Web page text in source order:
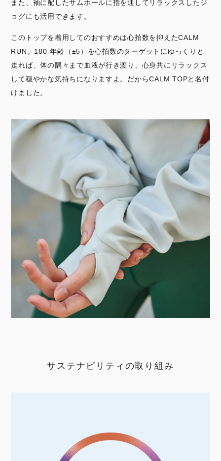
また、袖に配したサムホールに指を通してリラックスしたジ
ョグにも活用できます。
このトップを着用してのおすすめは心拍数を抑えたCALM
RUN。180-年齢（±5）を心拍数のターゲットにゆっくりと
走れば、体の隅々まで血液が行き渡り、心身共にリラックス
して穏やかな気持ちになりますよ。だからCALM TOPと名付
けました。
サステナビリティの取り組み